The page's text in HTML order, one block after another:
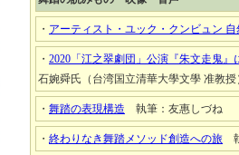
・ アーティスト・ユック・クンビュン
・ 2020「江之翠劇団」公演『朱文走鬼』
石婉舜氏（台湾国立清華大學文學 准教
・ 舞踏の表現構造 執筆：友惠しづね
・ 終わりなき舞踏メソッド創造への旅